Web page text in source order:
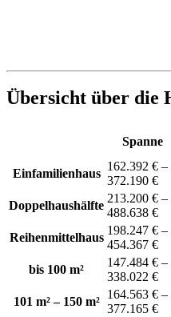
Übersicht über die
Spanne
Einfamilienhaus
162.392 € –
372.190 €
Doppelhaushälfte
213.200 € –
488.638 €
Reihenmittelhaus
198.247 € –
454.367 €
bis 100 m²
147.484 € –
338.022 €
101 m² – 150 m²
164.563 € –
377.165 €